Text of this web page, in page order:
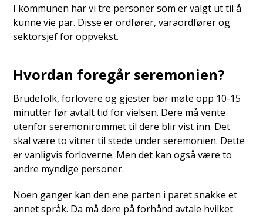
I kommunen har vi tre personer som er valgt ut til å
kunne vie par. Disse er ordfører, varaordfører og
sektorsjef for oppvekst.
Hvordan foregår seremonien?
Brudefolk, forlovere og gjester bør møte opp 10-15
minutter før avtalt tid for vielsen. Dere må vente
utenfor seremonirommet til dere blir vist inn. Det
skal være to vitner til stede under seremonien. Dette
er vanligvis forloverne. Men det kan også være to
andre myndige personer.
Noen ganger kan den ene parten i paret snakke et
annet språk. Da må dere på forhånd avtale hvilket